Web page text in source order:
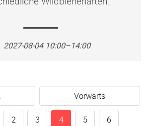
2027-08-04 10:00–14:00
Vorwärts
2 3 4 5 6